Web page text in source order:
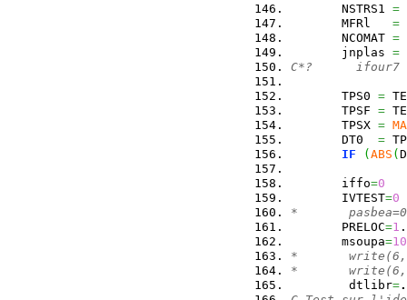
       NSTRS1
=
       MFRl
=
       NCOMAT
=
       jnplas
=
C*?      ifour7 =
       TPS0
=
       TPSF
=
       TPSX
=
       DT0
=
IF
(ABS (
       iffo
=0
       IVTEST
=0
*
       PRELOC
=1 .
       msoupa
=
*       write(6,*)
*
        dtlibr
=.